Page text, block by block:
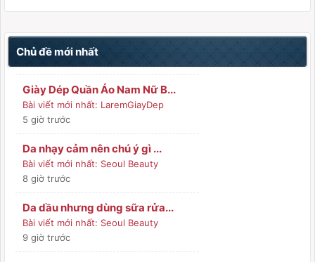
Chủ đề mới nhất
Giày Dép Quần Áo Nam Nữ B...
Bài viết mới nhất: LaremGiayDep
5 giờ trước
Da nhạy cảm nên chú ý gì ...
Bài viết mới nhất: Seoul Beauty
8 giờ trước
Da dầu nhưng dùng sữa rửa...
Bài viết mới nhất: Seoul Beauty
9 giờ trước